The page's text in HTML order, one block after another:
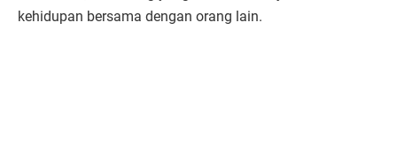
kehidupan bersama dengan orang lain.